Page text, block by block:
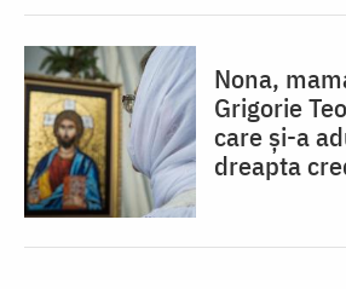
Nona,
Grigorie
care și-a
dreapta